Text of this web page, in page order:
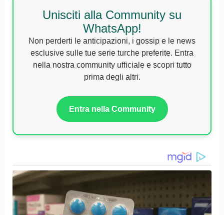
Unisciti alla Community su
WhatsApp!
Non perderti le anticipazioni, i gossip e le news
esclusive sulle tue serie turche preferite. Entra
nella nostra community ufficiale e scopri tutto
prima degli altri.
Entra nella Community